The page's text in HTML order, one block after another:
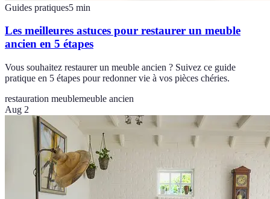
Guides pratiques5 min
Les meilleures astuces pour restaurer un meuble
ancien en 5 étapes
Vous souhaitez restaurer un meuble ancien ? Suivez ce guide
pratique en 5 étapes pour redonner vie à vos pièces chéries.
restauration meublemeuble ancien
Aug 2